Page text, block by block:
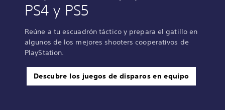
PS4 y PS5
Reúne a tu escuadrón táctico y prepara el gatillo en
algunos de los mejores shooters cooperativos de
PlayStation.
Descubre los juegos de disparos en equipo